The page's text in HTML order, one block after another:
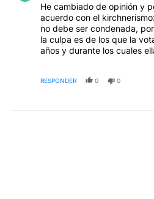
He cambiado de opinión y
acuerdo con el
no debe ser condenada,
la culpa es de los que la
años y durante los cuales
robó porque los votantes le
negando y la siguen
la kulpa es de los que la
RESPONDER 0 0